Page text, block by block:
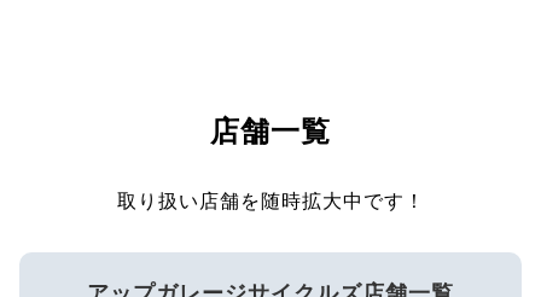
店舗一覧
取り扱い店舗を随時拡大中です！